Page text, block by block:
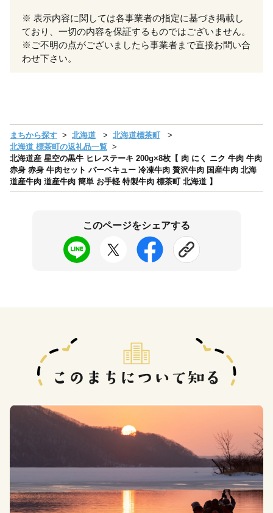
※ 表示内容に関しては各事業者の指定に基づき掲載し
ており、一切の内容を保証するものではございません。
※ご不明の点がございましたら事業者まで直接お問い合
わせ下さい。
まちから探す 北海道
北海道標茶町
北海道 標茶町の返礼品一覧
北海道産 星空の黒牛 ヒレステーキ 200g×8枚【 肉 にく ニク 牛肉 牛肉
赤身 赤身 牛肉セット バーベキュー 冷凍牛肉 贅沢牛肉 国産牛肉 北海
道産牛肉 道産牛肉 簡単 お手軽 特製牛肉 標茶町 北海道 】
このページをシェアする